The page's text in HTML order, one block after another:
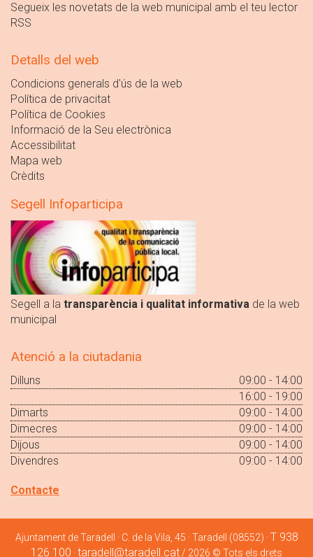
Segueix les novetats de la web municipal amb el teu lector
RSS
Detalls del web
Condicions generals d'ús de la web
Política de privacitat
Política de Cookies
Informació de la Seu electrònica
Accessibilitat
Mapa web
Crèdits
Segell Infoparticipa
Segell a la transparència i qualitat informativa de la web
municipal
Atenció a la ciutadania
Dilluns
09:00 - 14:00
16:00 - 19:00
Dimarts
09:00 - 14:00
Dimecres
09:00 - 14:00
Dijous
09:00 - 14:00
Divendres
09:00 - 14:00
Contacte
Ajuntament de Taradell · C. de la Vila, 45 · Taradell (08552) ·T 938
126 100 ·taradell@taradell.cat/ 2026 © Tots els drets